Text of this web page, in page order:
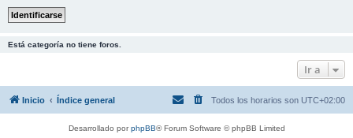
Está categoría no tiene foros.
Ir a
Inicio Índice general Todos los horarios son UTC+02:00
Desarrollado porphpBB® Forum Software © phpBB Limited